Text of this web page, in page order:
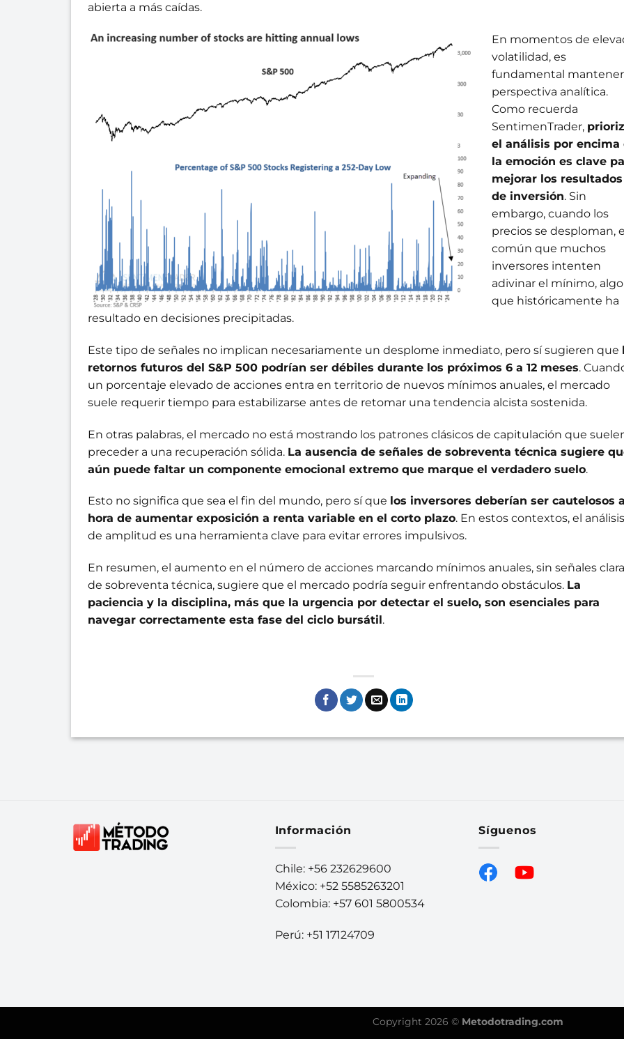
abierta a más caídas.
En momentos de
volatilidad, es
fundamental mantener
perspectiva analítica.
Como recuerda
SentimenTrader,
el análisis por encima
la emoción es clave
mejorar los resultados
de inversión. Sin
embargo, cuando los
precios se desploman,
común que muchos
inversores intenten
adivinar el mínimo, algo
que históricamente ha
resultado en decisiones precipitadas.
Este tipo de señales no implican necesariamente un desplome inmediato, pero sí sugieren que
retornos futuros del S&P 500 podrían ser débiles durante los próximos 6 a 12 meses.
un porcentaje elevado de acciones entra en territorio de nuevos mínimos anuales, el mercado
suele requerir tiempo para estabilizarse antes de retomar una tendencia alcista sostenida.
En otras palabras, el mercado no está mostrando los patrones clásicos de capitulación que
preceder a una recuperación sólida. La ausencia de señales de sobreventa técnica sugiere
aún puede faltar un componente emocional extremo que marque el verdadero suelo.
Esto no significa que sea el fin del mundo, pero sí que los inversores deberían ser cautelosos
hora de aumentar exposición a renta variable en el corto plazo. En estos contextos, el análisis
de amplitud es una herramienta clave para evitar errores impulsivos.
En resumen, el aumento en el número de acciones marcando mínimos anuales, sin señales
de sobreventa técnica, sugiere que el mercado podría seguir enfrentando obstáculos. La
paciencia y la disciplina, más que la urgencia por detectar el suelo, son esenciales para
navegar correctamente esta fase del ciclo bursátil.
Información
Chile: +56 232629600
México: +52 5585263201
Colombia: +57 601 5800534
Perú: +51 17124709
Síguenos
Copyright 2026 © Metodotrading.com